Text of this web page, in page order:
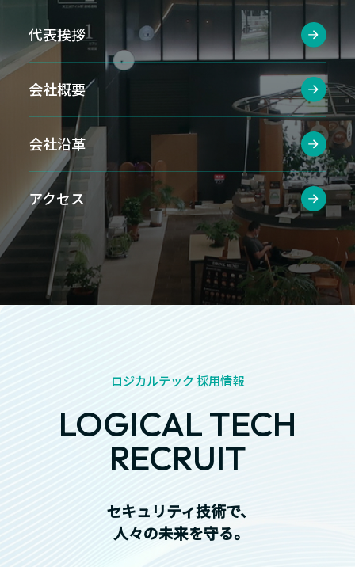
代表挨拶
会社概要
会社沿革
アクセス
ロジカルテック 採用情報
LOGICAL TECH
RECRUIT
セキュリティ技術で、
人々の未来を守る。